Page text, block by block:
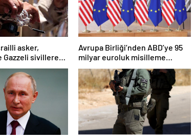
asker,
Gazzeli sivillere
anlattı
Avrupa Birliği’nden ABD’ye 95
milyar euroluk misilleme
hazırlığı